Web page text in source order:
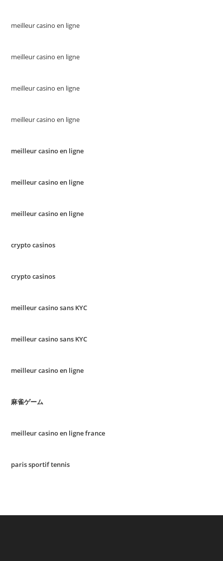
meilleur casino en ligne
meilleur casino en ligne
meilleur casino en ligne
meilleur casino en ligne
meilleur casino en ligne
meilleur casino en ligne
meilleur casino en ligne
crypto casinos
crypto casinos
meilleur casino sans KYC
meilleur casino sans KYC
meilleur casino en ligne
麻雀ゲーム
meilleur casino en ligne france
paris sportif tennis